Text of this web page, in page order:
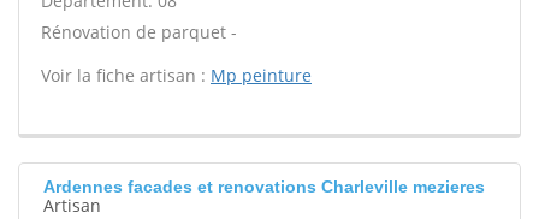
Rénovation de parquet -
Voir la fiche artisan : Mp peinture
Ardennes facades et renovations Charleville mezieres
Artisan